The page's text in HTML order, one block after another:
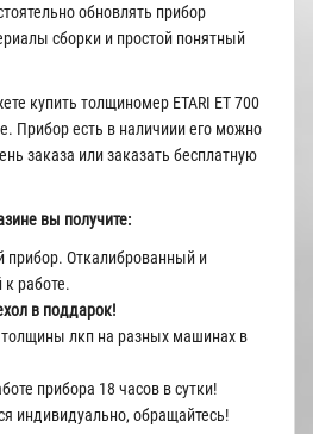
обновлять прибор
сборки и простой понятный
купить толщиномер ETARI ET 700
Прибор есть в наличиии его можно
заказа или заказать бесплатную
вы получите:
прибор. Откалиброванный и
работе.
в поддарок!
толщины лкп на разных машинах в
прибора 18 часов в сутки!
индивидуально, обращайтесь!